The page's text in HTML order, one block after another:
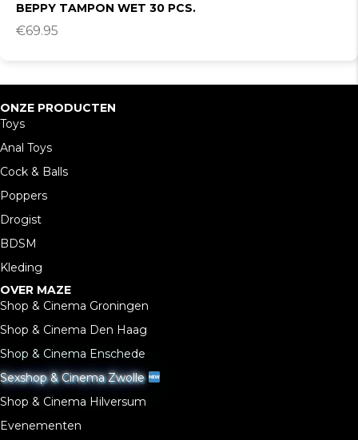
BEPPY TAMPON WET 30 PCS.
€69.95
ONZE PRODUCTEN
Toys
Anal Toys
Cock & Balls
Poppers
Drogist
BDSM
Kleding
OVER MAZE
Shop & Cinema Groningen
Shop & Cinema Den Haag
Shop & Cinema Enschede
Sexshop & Cinema Zwolle
Shop & Cinema Hilversum
Evenementen